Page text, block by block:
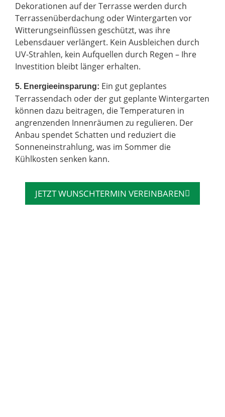
Dekorationen auf der Terrasse werden durch
Terrassenüberdachung oder Wintergarten vor
Witterungseinflüssen geschützt, was ihre
Lebensdauer verlängert. Kein Ausbleichen durch
UV-Strahlen, kein Aufquellen durch Regen – Ihre
Investition bleibt länger erhalten.
5. Energieeinsparung: Ein gut geplantes
Terrassendach oder der gut geplante Wintergarten
können dazu beitragen, die Temperaturen in
angrenzenden Innenräumen zu regulieren. Der
Anbau spendet Schatten und reduziert die
Sonneneinstrahlung, was im Sommer die
Kühlkosten senken kann.
JETZT WUNSCHTERMIN VEREINBAREN